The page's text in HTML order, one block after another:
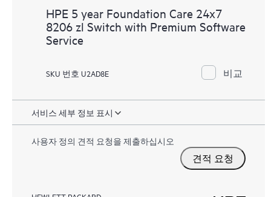
HPE 5 year Foundation Care 24x7
8206 zl Switch with Premium Software
Service
SKU 번호 U2AD8E 비교
서비스 세부 정보 표시
사용자 정의 견적 요청을 제출하십시오
견적 요청